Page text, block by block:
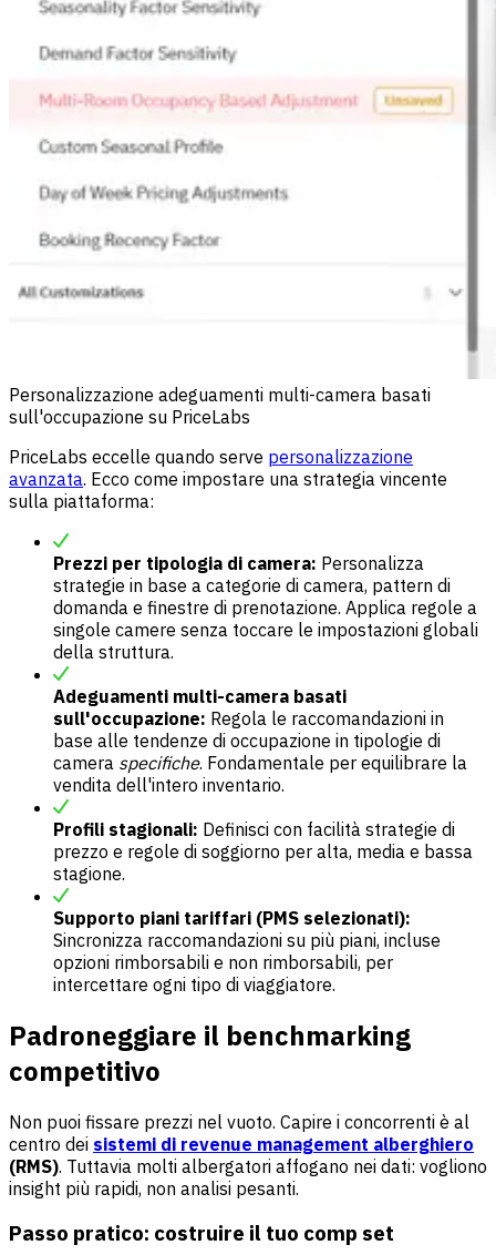
Personalizzazione adeguamenti multi-camera basati
sull'occupazione su PriceLabs
PriceLabs eccelle quando serve personalizzazione
avanzata. Ecco come impostare una strategia vincente
sulla piattaforma:
Prezzi per tipologia di camera: Personalizza
strategie in base a categorie di camera, pattern di
domanda e finestre di prenotazione. Applica regole a
singole camere senza toccare le impostazioni globali
della struttura.
Adeguamenti multi-camera basati
sull'occupazione: Regola le raccomandazioni in
base alle tendenze di occupazione in tipologie di
camera specifiche. Fondamentale per equilibrare la
vendita dell'intero inventario.
Profili stagionali: Definisci con facilità strategie di
prezzo e regole di soggiorno per alta, media e bassa
stagione.
Supporto piani tariffari (PMS selezionati):
Sincronizza raccomandazioni su più piani, incluse
opzioni rimborsabili e non rimborsabili, per
intercettare ogni tipo di viaggiatore.
Padroneggiare il benchmarking
competitivo
Non puoi fissare prezzi nel vuoto. Capire i concorrenti è al
centro dei sistemi di revenue management alberghiero
(RMS). Tuttavia molti albergatori affogano nei dati: vogliono
insight più rapidi, non analisi pesanti.
Passo pratico: costruire il tuo comp set